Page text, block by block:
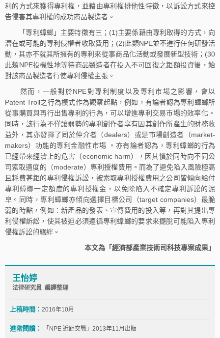
利的方式來獲得專利權，並藉由專利權排他性特徵，以訴訟方式來控
告侵害其專利權的成功商品製造者。
「專利蟑螂」主要特徵有三；(1)主要係藉由專利取得的方式，向
潛在或可能的專利侵權者收取費用；(2)此類NPE並不進行任何研發活
動，其亦不就其所擁有的專利來從事商品化活動或發展新型技術；(30
此類NPE投機性地等待商品製造者在投入不可回復之鉅額投資後，始
對該商品製造者行使專利侵權主張。
然而，一般對於NPE對專利制度以及專利市場之影響，會以
Patent Troll之行為模式作為觀察起點，例如，有論者認為專利蟑螂所
從事購買與再行出售專利的行為，可以增進專利交易市場的效率化。
同時，該行為不僅讓弱勢的專利創作者享有因其創作所產生的財務收
益外，其亦發揮了同於仲介者（dealers）或是市場創造者（market-
makers）功能的專利金融性市場 。亦有論者認為，專利蟑螂的行為
已經帶來經濟上的危害（economic harm），因其慣於同時向不同公
司索取適度的（moderate）專利授權費用。而為了避免陷入風險極高
且耗費甚鉅的專利侵權訴訟，被索取專利授權費用之公司皆傾向給付
專利蟑螂一定額度的專利授權金，以免除陷入不確定專利訴訟的泥
皁。同時，專利蟑螂亦傾向選擇目標公司（target companies）最脆
弱的時點，例如：新產品的發表、宣傳費用的投入等，再對其提出專
利侵權訴訟，使其被迫必須遵循專利蟑螂的要求來擺脫可能陷入專利
侵權訴訟的羈絆。
本文為「經濟部產業技術司科技專案成果」
王怡婷
法律研究員 編譯整理
上稿時間： 2016年10月
進階閱讀： 「NPE 近距交戰」2013年11月出版